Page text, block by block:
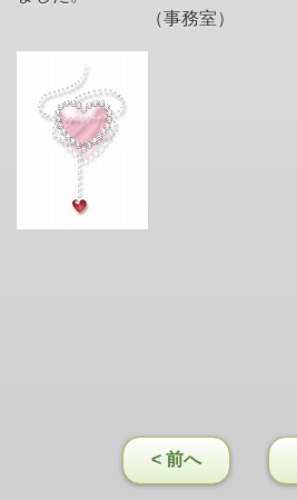
（事務室）
< 前へ